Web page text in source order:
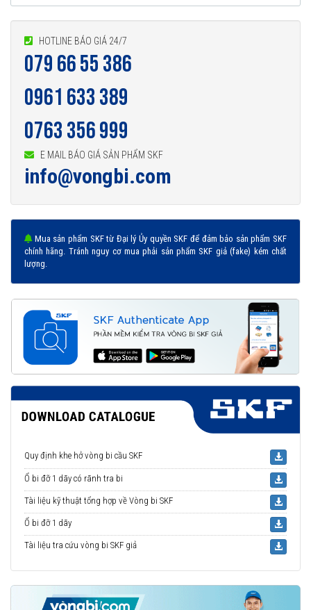
Vòng bi 61800-2Z được phân phối chính hãng
Đại lý ủy quyền SKF chính hãng - SKF Authorized Distributor
Hotline 24/7:
079 66 55 386
999
HOTLINE BÁO GIÁ 24/7
079 66 55 386
0961 633 389
0763 356 999
E MAIL BÁO GIÁ SẢN PHẨM SKF
info@vongbi.com
Mua sản phẩm SKF từ Đại lý Ủy quyền SKF để đảm bảo sản phẩm SKF
chính hãng. Tránh nguy cơ mua phải sản phẩm SKF giả (fake) kém chất
lượng.
Quy định khe hở vòng bi cầu SKF
Ổ bi đỡ 1 dãy có rãnh tra bi
Tài liệu kỹ thuật tổng hợp về Vòng bi SKF
Ổ bi đỡ 1 dãy
Tài liệu tra cứu vòng bi SKF giả